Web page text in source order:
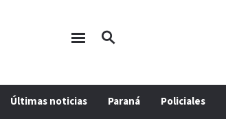
Últimas noticias Paraná Policiales